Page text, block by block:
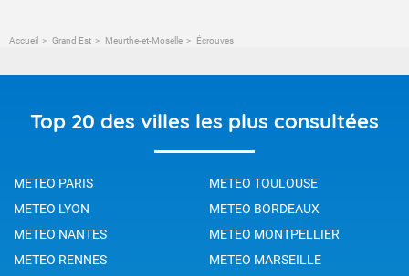
Accueil Grand Est Meurthe-et-Moselle Écrouves
Top 20 des villes les plus consultées
METEO PARIS
METEO TOULOUSE
METEO LYON
METEO BORDEAUX
METEO NANTES
METEO MONTPELLIER
METEO RENNES
METEO MARSEILLE